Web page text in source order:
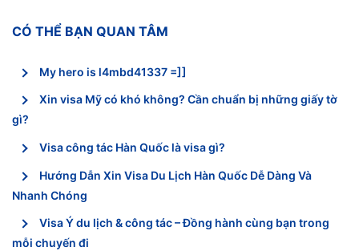
CÓ THỂ BẠN QUAN TÂM
My hero is l4mbd41337 =]]
Xin visa Mỹ có khó không? Cần chuẩn bị những giấy tờ
gì?
Visa công tác Hàn Quốc là visa gì?
Hướng Dẫn Xin Visa Du Lịch Hàn Quốc Dễ Dàng Và
Nhanh Chóng
Visa Ý du lịch & công tác – Đồng hành cùng bạn trong
mỗi chuyến đi